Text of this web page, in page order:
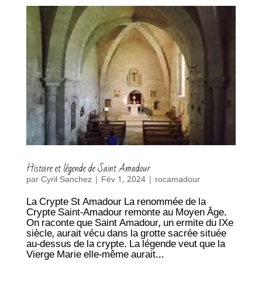
Histoire et légende de Saint Amadour
parCyril Sanchez| Fév 1, 2024| rocamadour
La Crypte St Amadour La renommée de la
Crypte Saint-Amadour remonte au Moyen Âge.
On raconte que Saint Amadour, un ermite du IXe
siècle, aurait vécu dans la grotte sacrée située
au-dessus de la crypte. La légende veut que la
Vierge Marie elle-même aurait...